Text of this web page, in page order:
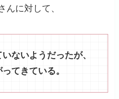
んに対して、
ないようだったが、
てきている。